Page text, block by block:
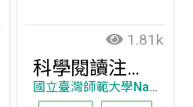
1.81k
科學閱讀注意力回饋系統 (Science Reading with Attention Feedback System,SRAFS)
國立臺灣師範大學National Taiwan Normal University